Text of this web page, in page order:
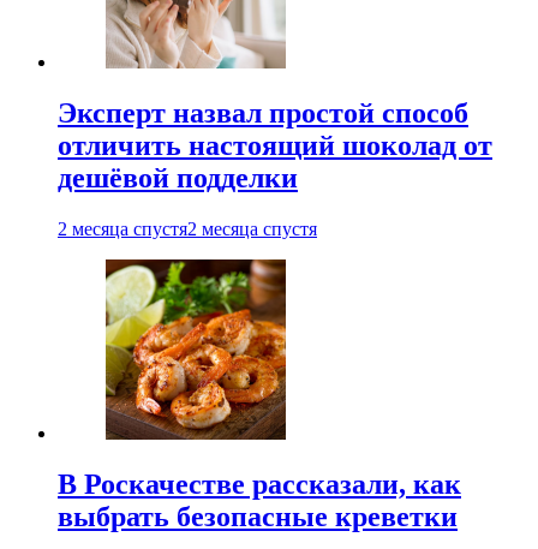
Эксперт назвал простой способ
отличить настоящий шоколад от
дешёвой подделки
2 месяца спустя2 месяца спустя
В Роскачестве рассказали, как
выбрать безопасные креветки